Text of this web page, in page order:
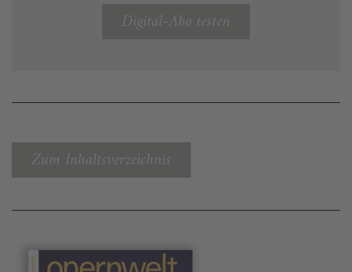
Digital-Abo testen
Zum Inhaltsverzeichnis